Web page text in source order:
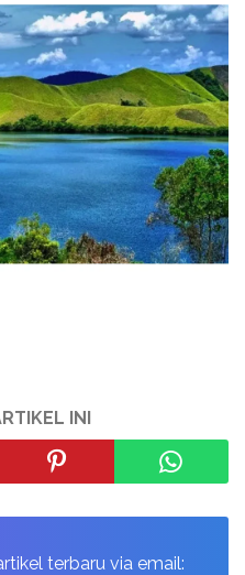
INI
terbaru via email: